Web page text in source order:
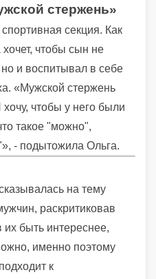
стержень»
секция. Как
чтобы сын не
и воспитывал в себе
«Мужской стержень
чтобы у него были
такое "можно",
- подытожила Ольга.
на тему
раскритиковав
быть интереснее,
именно поэтому
к